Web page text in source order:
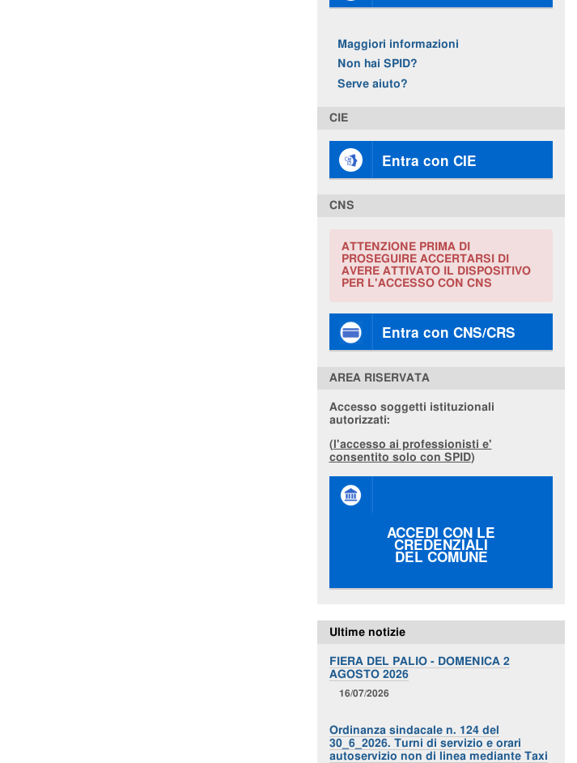
Maggiori informazioni
Non hai SPID?
Serve aiuto?
CIE
Entra con CIE
CNS
ATTENZIONE PRIMA DI
PROSEGUIRE ACCERTARSI DI
AVERE ATTIVATO IL DISPOSITIVO
PER L'ACCESSO CON CNS
Entra con CNS/CRS
AREA RISERVATA
Accesso soggetti istituzionali
autorizzati:
( l'accesso ai professionisti e'
consentito solo con SPID)
ACCEDI CON LE
CREDENZIALI
DEL COMUNE
Ultime notizie
FIERA DEL PALIO - DOMENICA 2
AGOSTO 2026
16/07/2026
Ordinanza sindacale n. 124 del
30_6_2026. Turni di servizio e orari
autoservizio non di linea mediante Taxi